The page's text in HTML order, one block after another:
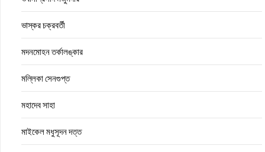
ভাস্কর চক্রবর্তী
মদনমোহন তর্কালঙ্কার
মল্লিকা সেনগুপ্ত
মহাদেব সাহা
মাইকেল মধুসূদন দত্ত